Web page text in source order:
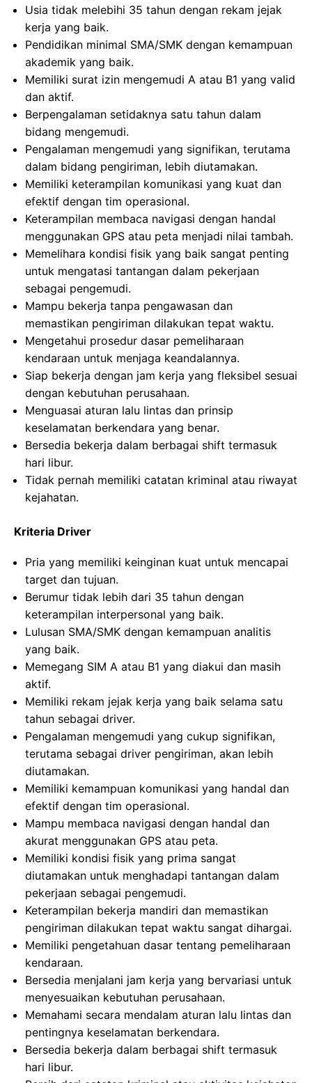
Usia tidak melebihi 35 tahun dengan rekam jejak
kerja yang baik.
Pendidikan minimal SMA/SMK dengan kemampuan
akademik yang baik.
Memiliki surat izin mengemudi A atau B1 yang valid
dan aktif.
Berpengalaman setidaknya satu tahun dalam
bidang mengemudi.
Pengalaman mengemudi yang signifikan, terutama
dalam bidang pengiriman, lebih diutamakan.
Memiliki keterampilan komunikasi yang kuat dan
efektif dengan tim operasional.
Keterampilan membaca navigasi dengan handal
menggunakan GPS atau peta menjadi nilai tambah.
Memelihara kondisi fisik yang baik sangat penting
untuk mengatasi tantangan dalam pekerjaan
sebagai pengemudi.
Mampu bekerja tanpa pengawasan dan
memastikan pengiriman dilakukan tepat waktu.
Mengetahui prosedur dasar pemeliharaan
kendaraan untuk menjaga keandalannya.
Siap bekerja dengan jam kerja yang fleksibel sesuai
dengan kebutuhan perusahaan.
Menguasai aturan lalu lintas dan prinsip
keselamatan berkendara yang benar.
Bersedia bekerja dalam berbagai shift termasuk
hari libur.
Tidak pernah memiliki catatan kriminal atau riwayat
kejahatan.
Kriteria Driver
Pria yang memiliki keinginan kuat untuk mencapai
target dan tujuan.
Berumur tidak lebih dari 35 tahun dengan
keterampilan interpersonal yang baik.
Lulusan SMA/SMK dengan kemampuan analitis
yang baik.
Memegang SIM A atau B1 yang diakui dan masih
aktif.
Memiliki rekam jejak kerja yang baik selama satu
tahun sebagai driver.
Pengalaman mengemudi yang cukup signifikan,
terutama sebagai driver pengiriman, akan lebih
diutamakan.
Memiliki kemampuan komunikasi yang handal dan
efektif dengan tim operasional.
Mampu membaca navigasi dengan handal dan
akurat menggunakan GPS atau peta.
Memiliki kondisi fisik yang prima sangat
diutamakan untuk menghadapi tantangan dalam
pekerjaan sebagai pengemudi.
Keterampilan bekerja mandiri dan memastikan
pengiriman dilakukan tepat waktu sangat dihargai.
Memiliki pengetahuan dasar tentang pemeliharaan
kendaraan.
Bersedia menjalani jam kerja yang bervariasi untuk
menyesuaikan kebutuhan perusahaan.
Memahami secara mendalam aturan lalu lintas dan
pentingnya keselamatan berkendara.
Bersedia bekerja dalam berbagai shift termasuk
hari libur.